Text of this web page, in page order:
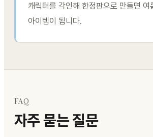
캐릭터를 각인해 한정판으로 만들면 여
아이템이 됩니다.
FAQ
자주 묻는 질문